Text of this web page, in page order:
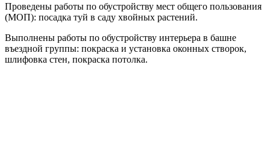
Проведены работы по обустройству мест общего пользования
(МОП): посадка туй в саду хвойных растений.
Выполнены работы по обустройству интерьера в башне
въездной группы: покраска и установка оконных створок,
шлифовка стен, покраска потолка.